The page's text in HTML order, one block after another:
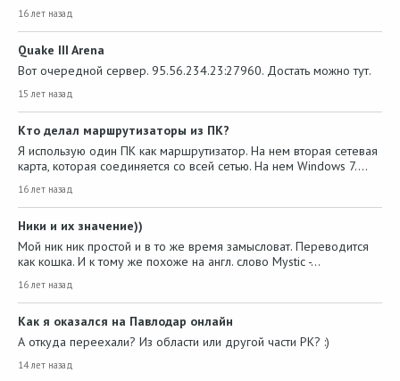
16 лет назад
Quake III Arena
Вот очередной сервер. 95.56.234.23:27960. Достать можно тут.
15 лет назад
Кто делал маршрутизаторы из ПК?
Я использую один ПК как маршрутизатор. На нем вторая сетевая
карта, которая соединяется со всей сетью. На нем Windows 7.…
16 лет назад
Ники и их значение))
Мой ник ник простой и в то же время замысловат. Переводится
как кошка. И к тому же похоже на англ. слово Mystic -…
16 лет назад
Как я оказался на Павлодар онлайн
А откуда переехали? Из области или другой части РК? :)
14 лет назад